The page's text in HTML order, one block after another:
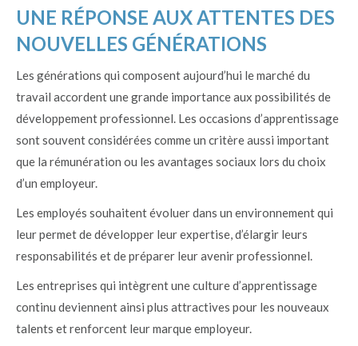
UNE RÉPONSE AUX ATTENTES DES
NOUVELLES GÉNÉRATIONS
Les générations qui composent aujourd’hui le marché du
travail accordent une grande importance aux possibilités de
développement professionnel. Les occasions d’apprentissage
sont souvent considérées comme un critère aussi important
que la rémunération ou les avantages sociaux lors du choix
d’un employeur.
Les employés souhaitent évoluer dans un environnement qui
leur permet de développer leur expertise, d’élargir leurs
responsabilités et de préparer leur avenir professionnel.
Les entreprises qui intègrent une culture d’apprentissage
continu deviennent ainsi plus attractives pour les nouveaux
talents et renforcent leur marque employeur.